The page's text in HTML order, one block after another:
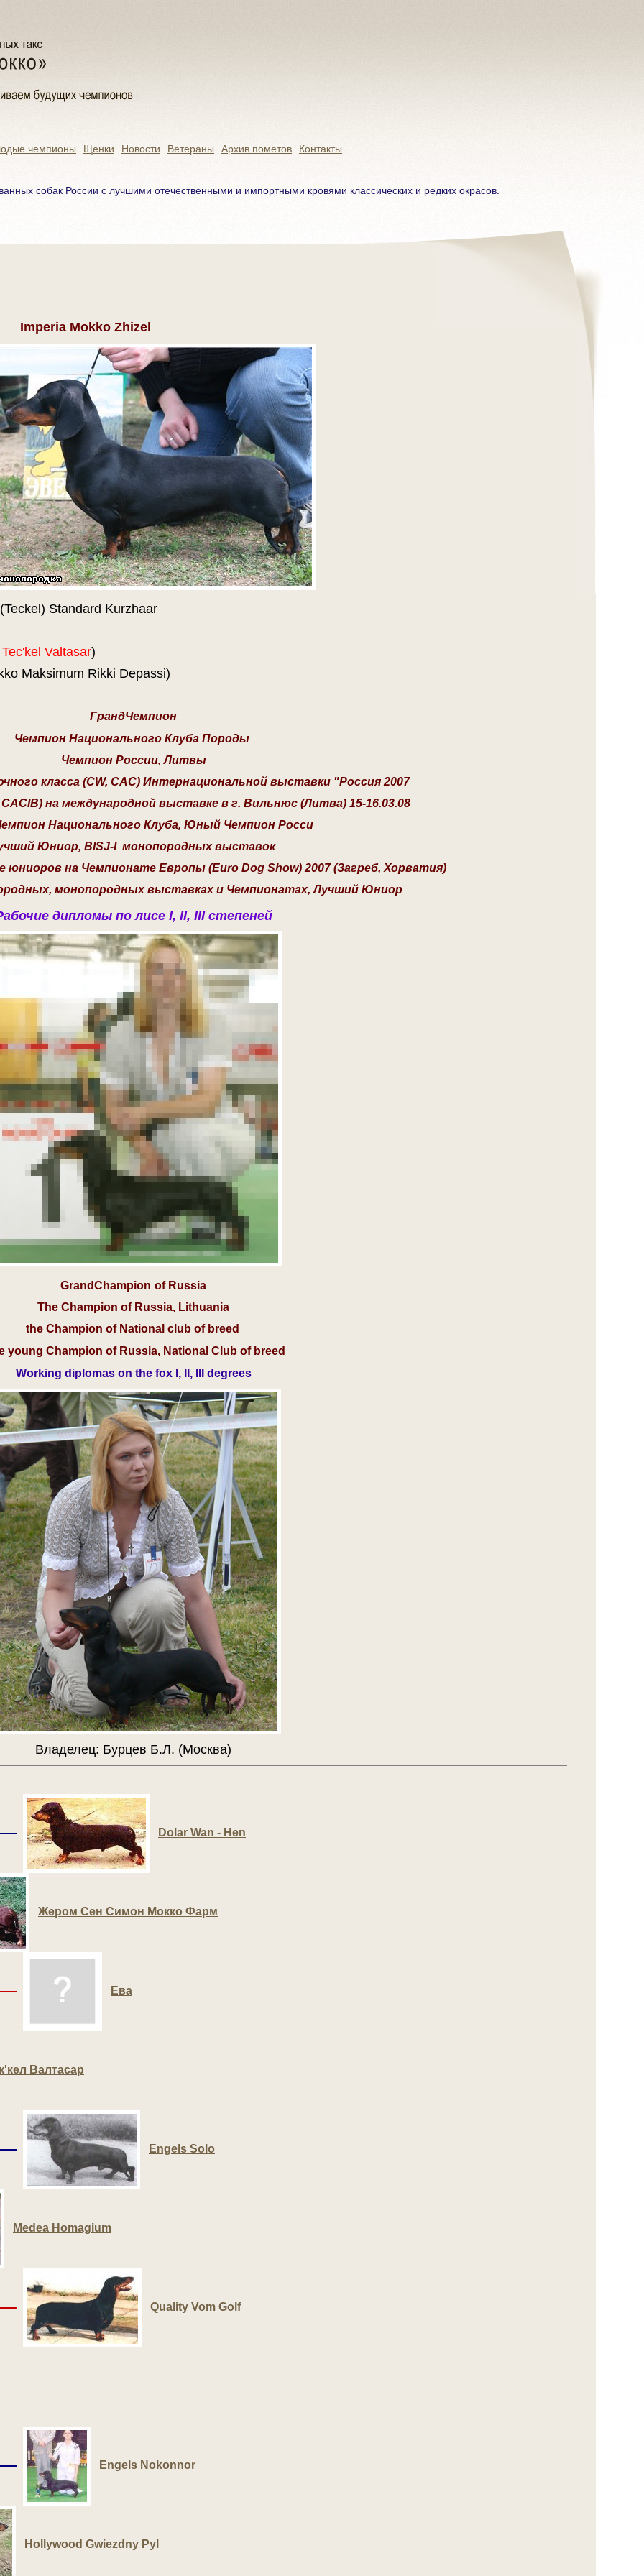
чемпионы Щенки Новости Ветераны Архив пометов Контакты
собак России с лучшими отечественными и импортными кровями классических и редких окрасов.
Imperia Mokko Zhizel
Standard Kurzhaar
Valtasar)
Maksimum Rikki Depassi)
ГрандЧемпион
Чемпион Национального Клуба Породы
Чемпион России, Литвы
класса (CW, CAC) Интернациональной выставки "Россия 2007
на международной выставке в г. Вильнюс (Литва) 15-16.03.08
Национального Клуба, Юный Чемпион Росси
Юниор, BISJ-I монопородных выставок
юниоров на Чемпионате Европы (Euro Dog Show) 2007 (Загреб, Хорватия)
монопородных выставках и Чемпионатах, Лучший Юниор
дипломы по лисе I, II, III степеней
GrandChampion of Russia
The Champion of Russia, Lithuania
the Champion of National club of breed
young Champion of Russia, National Club of breed
Working diplomas on the fox I, II, III degrees
Владелец: Бурцев Б.Л. (Москва)
Dolar Wan - Hen
Жером Сен Симон Мокко Фарм
Ева
Валтасар
Engels Solo
Medea Homagium
Quality Vom Golf
Engels Nokonnor
Hollywood Gwiezdny Pyl